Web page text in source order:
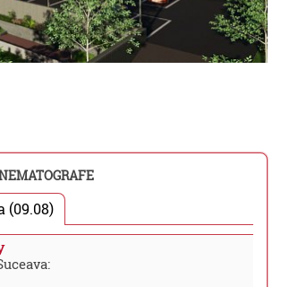
(09.08)